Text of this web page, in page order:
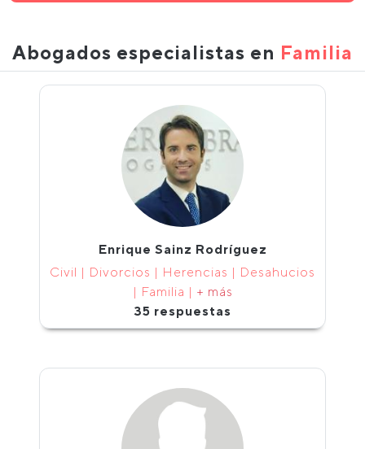
Abogados especialistas en Familia
Enrique Sainz Rodríguez
Civil | Divorcios | Herencias | Desahucios
| Familia | + más
35 respuestas